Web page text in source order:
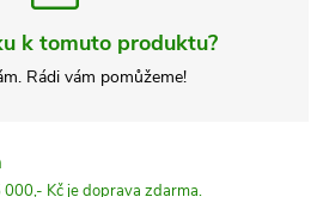
k tomuto produktu?
Rádi vám pomůžeme!
Kč je doprava zdarma.